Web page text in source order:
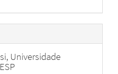
Universidade